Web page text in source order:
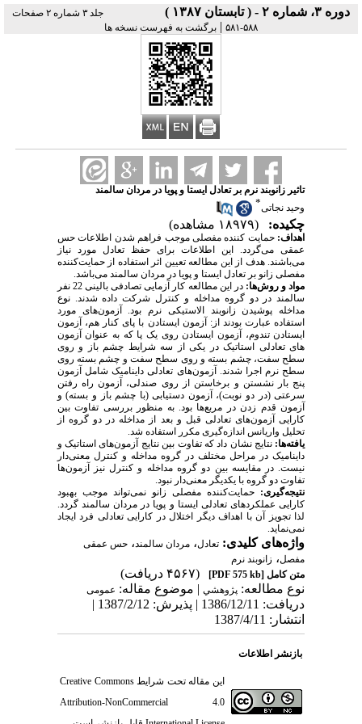
دوره ۳، شماره ۲ - ( تابستان ۱۳۸۷ )
جلد ۳ شماره ۲ صفحات
۵۸۸-۵۸۱
| برگشت به فهرست نسخه ها
تاثیر زانوبند نرم بر تعادل ایستا و پویا در مردان سالمند
وحید نجاتی*
چکیده: (۱۸۹۷۹ مشاهده)
اهداف:حمایت کننده مفصلی موجب فراهم شدن اطلاعات حس
عمقی می­‌گردد. این اطلاعات برای حفظ تعادل مورد نیاز
می‌باشند. هدف از این مطالعه تعیین اثر استفاده از حمایت‌کننده
مفصلی زانو بر تعادل ایستا و پویا در مردان سالمند می­‌باشد.
مواد و روش‌ها:
در این مطالعه کار آزمایی تصادفی بالینی 22 نفر
سالمند در دو گروه مداخله و کنترل شرکت داده شدند. نوع
مداخله پوشیدن زانوبند الاستیکی نرم بود. آزمون­‌های مورد
استفاده عبارت بودند از: آزمون ایستادن با پای کنار هم، آزمون
ایستادن تندوم، آزمون ایستادن روی یک پا که به عنوان آزمون­‌
های تعادلی استاتیک در یکی از سه شرایط چشم باز و روی
سطح سفت، چشم بسته و روی سطح سفت و چشم بسته روی
سطح نرم اجرا شدند. آزمون­‌های تعادلی داینامیک شامل آزمون
پنج بار نشستن و برخاستن از روی صندلی، آزمون راه رفتن
سرعتی (در دو نوبت)، آزمون دستیابی (با چشم باز و بسته) و
آزمون قدم زدن در مربع‌ها بود. به منظور بررسی تفاوت بین
کارایی آزمون‌های تعادلی قبل و بعد از مداخله در دو گروه از
تحلیل واریانس اندازه‌گیری مکرر استفاده شد.
یافته‌ها: نتایج نشان داد که تفاوت بین نتایج آزمون‌های استاتیک و
داینامیک در مراحل مختلف در گروه مداخله و کنترل معنی‌دار
نیست. در مقایسه بین دو گروه مداخله و کنترل نیز آزمون‌ها
تفاوت دو گروه با یکدیگر معنی‌دار نبود.
نتیجه‌گیری: حمایت‌کننده مفصلی زانو نمی‌­تواند موجب بهبود
کارایی عملکردهای تعادلی ایستا و پویا در مردان سالمند گردد.
لذا تجویز آن با اهداف دیگر اختلال در کارایی تعادلی فرد ایجاد
نمی­‌نماید.
واژه‌های کلیدی: تعادل، مردان سالمند ، حس عمقی
مفصل، زانوبند نرم
متن کامل [PDF 575 kb]
(۴۵۶۷ دریافت)
نوع مطالعه: پژوهشي| موضوع مقاله: عمومى
دریافت: 1386/12/11 | پذیرش: 1387/2/12 |
انتشار: 1387/4/11
بازنشر اطلاعات
این مقاله تحت شرایطCreative Commons
Attribution-NonCommercial 4.0